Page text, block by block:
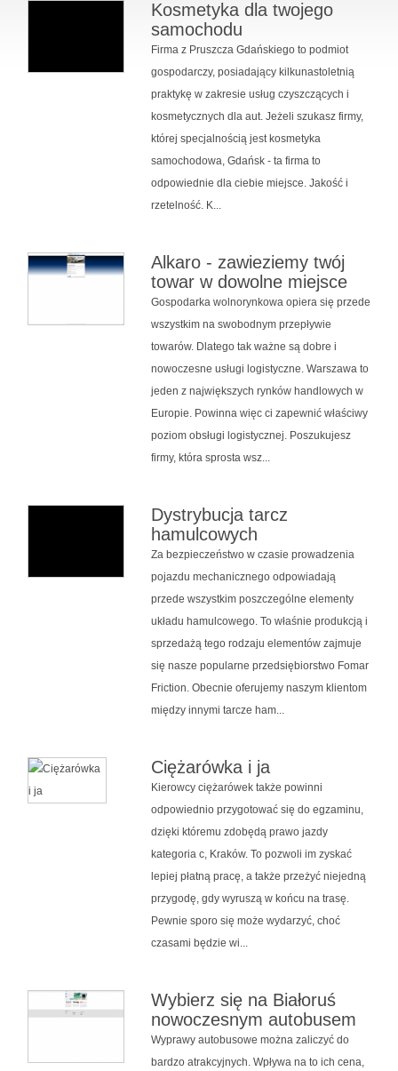
Kosmetyka dla twojego
samochodu
Firma z Pruszcza Gdańskiego to podmiot
gospodarczy, posiadający kilkunastoletnią
praktykę w zakresie usług czyszczących i
kosmetycznych dla aut. Jeżeli szukasz firmy,
której specjalnością jest kosmetyka
samochodowa, Gdańsk - ta firma to
odpowiednie dla ciebie miejsce. Jakość i
rzetelność. K...
Alkaro - zawieziemy twój
towar w dowolne miejsce
Gospodarka wolnorynkowa opiera się przede
wszystkim na swobodnym przepływie
towarów. Dlatego tak ważne są dobre i
nowoczesne usługi logistyczne. Warszawa to
jeden z największych rynków handlowych w
Europie. Powinna więc ci zapewnić właściwy
poziom obsługi logistycznej. Poszukujesz
firmy, która sprosta wsz...
Dystrybucja tarcz
hamulcowych
Za bezpieczeństwo w czasie prowadzenia
pojazdu mechanicznego odpowiadają
przede wszystkim poszczególne elementy
układu hamulcowego. To właśnie produkcją i
sprzedażą tego rodzaju elementów zajmuje
się nasze popularne przedsiębiorstwo Fomar
Friction. Obecnie oferujemy naszym klientom
między innymi tarcze ham...
Ciężarówka i ja
Kierowcy ciężarówek także powinni
odpowiednio przygotować się do egzaminu,
dzięki któremu zdobędą prawo jazdy
kategoria c, Kraków. To pozwoli im zyskać
lepiej płatną pracę, a także przeżyć niejedną
przygodę, gdy wyruszą w końcu na trasę.
Pewnie sporo się może wydarzyć, choć
czasami będzie wi...
Wybierz się na Białoruś
nowoczesnym autobusem
Wyprawy autobusowe można zaliczyć do
bardzo atrakcyjnych. Wpływa na to ich cena,